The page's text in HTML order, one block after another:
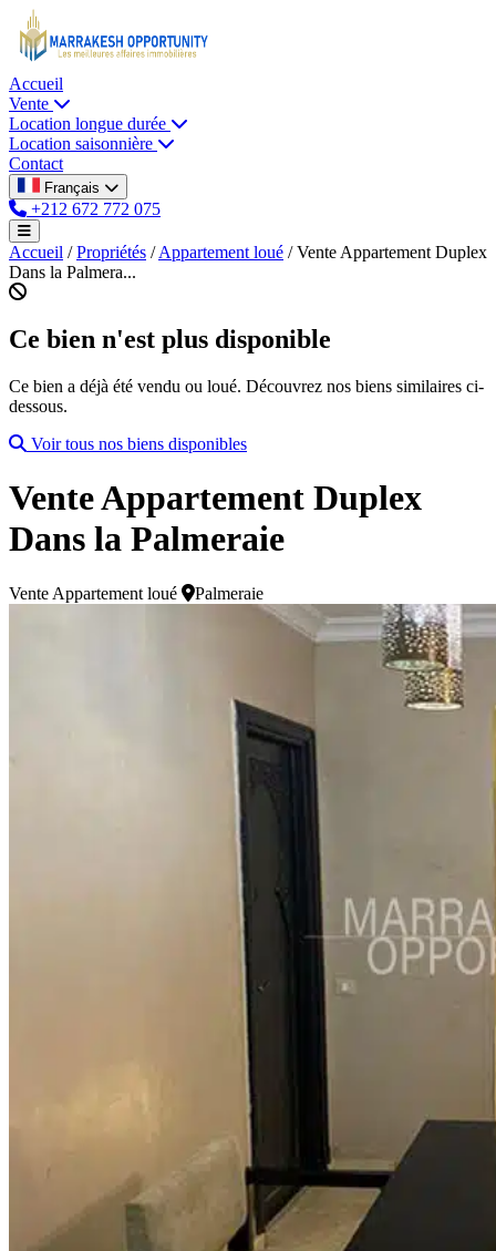
Accueil
Vente
Location longue durée
Location saisonnière
Contact
Français
+212 672 772 075
Accueil / Propriétés / Appartement loué / Vente Appartement Duplex
Dans la Palmera...
Ce bien n'est plus disponible
Ce bien a déjà été vendu ou loué. Découvrez nos biens similaires ci-
dessous.
Voir tous nos biens disponibles
Vente Appartement Duplex
Dans la Palmeraie
Vente Appartement loué Palmeraie